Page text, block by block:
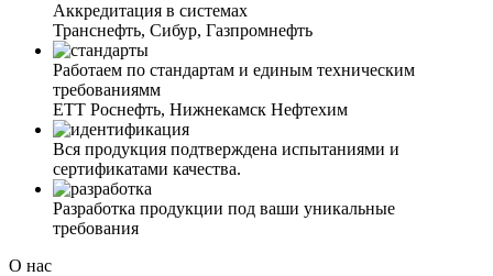
Аккредитация в системах
Транснефть, Сибур, Газпромнефть
Работаем по стандартам и единым техническим
требованиямм
ЕТТ Роснефть, Нижнекамск Нефтехим
Вся продукция подтверждена испытаниями и
сертификатами качества.
Разработка продукции под ваши уникальные
требования
О нас